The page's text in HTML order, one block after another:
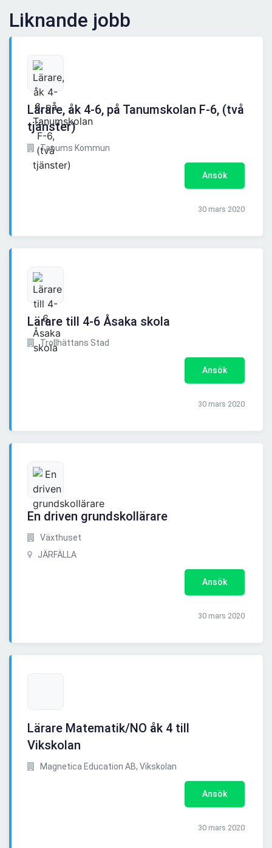
Liknande jobb
Lärare, åk 4-6, på Tanumskolan F-6, (två
tjänster)
Tanums Kommun
Ansök
30 mars 2020
Lärare till 4-6 Åsaka skola
Trollhättans Stad
Ansök
30 mars 2020
En driven grundskollärare
Växthuset
JÄRFÄLLA
Ansök
30 mars 2020
Lärare Matematik/NO åk 4 till
Vikskolan
Magnetica Education AB, Vikskolan
Ansök
30 mars 2020